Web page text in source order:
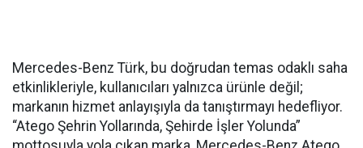
Mercedes-Benz Türk, bu doğrudan temas odaklı saha
etkinlikleriyle, kullanıcıları yalnızca ürünle değil;
markanın hizmet anlayışıyla da tanıştırmayı hedefliyor.
“Atego Şehrin Yollarında, Şehirde İşler Yolunda”